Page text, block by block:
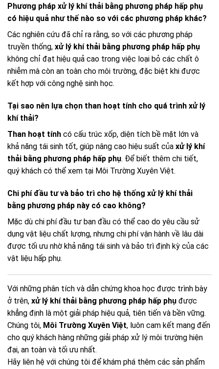
Phương pháp xử lý khí thải bằng phương pháp hấp phụ
có hiệu quả như thế nào so với các phương pháp khác?
Các nghiên cứu đã chỉ ra rằng, so với các phương pháp
truyền thống, xử lý khí thải bằng phương pháp hấp phụ
không chỉ đạt hiệu quả cao trong việc loại bỏ các chất ô
nhiễm mà còn an toàn cho môi trường, đặc biệt khi được
kết hợp với công nghệ sinh học.
Tại sao nên lựa chọn than hoạt tính cho quá trình xử lý
khí thải?
Than hoạt tính có cấu trúc xốp, diện tích bề mặt lớn và
khả năng tái sinh tốt, giúp nâng cao hiệu suất của xử lý khí
thải bằng phương pháp hấp phụ. Để biết thêm chi tiết,
quý khách có thể xem tại Môi Trường Xuyên Việt.
Chi phí đầu tư và bảo trì cho hệ thống xử lý khí thải
bằng phương pháp này có cao không?
Mặc dù chi phí đầu tư ban đầu có thể cao do yêu cầu sử
dụng vật liệu chất lượng, nhưng chi phí vận hành về lâu dài
được tối ưu nhờ khả năng tái sinh và bảo trì định kỳ của các
vật liệu hấp phụ.
Với những phân tích và dẫn chứng khoa học được trình bày
ở trên, xử lý khí thải bằng phương pháp hấp phụ được
khẳng định là một giải pháp hiệu quả, tiên tiến và bền vững.
Chúng tôi, Môi Trường Xuyên Việt, luôn cam kết mang đến
cho quý khách hàng những giải pháp xử lý môi trường hiện
đại, an toàn và tối ưu nhất.
Hãy liên hệ với chúng tôi để khám phá thêm các sản phẩm